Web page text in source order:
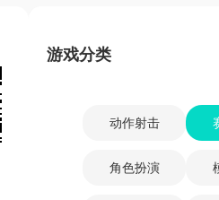
游戏分类
动作射击
角色扮演